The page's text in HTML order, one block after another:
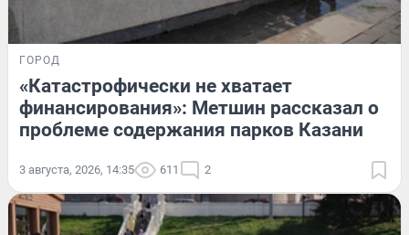
ГОРОД
«Катастрофически не хватает
финансирования»: Метшин рассказал о
проблеме содержания парков Казани
3 августа, 2026, 14:35 611 2